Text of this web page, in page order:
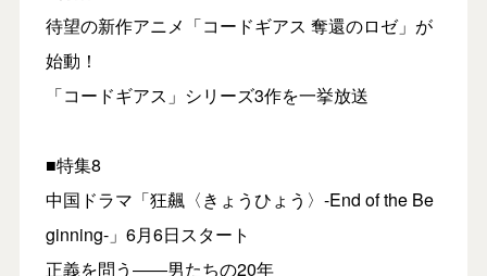
待望の新作アニメ「コードギアス 奪還のロゼ」が
始動！
「コードギアス」シリーズ3作を一挙放送
■特集8
中国ドラマ「狂飆〈きょうひょう〉-End of the Be
ginning-」6月6日スタート
正義を問う――男たちの20年